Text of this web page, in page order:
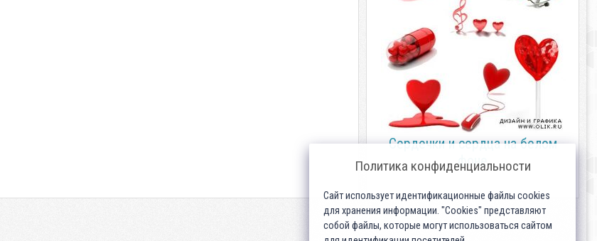
Сердечки и сердца на белом
фоне
Политика конфиденциальности
Сайт использует идентификационные файлы cookies
для хранения информации. "Cookies" представляют
собой файлы, которые могут использоваться сайтом